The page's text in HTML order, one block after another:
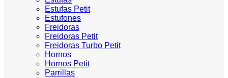
Estufas Petit
Estufones
Freidoras
Freidoras Petit
Freidoras Turbo Petit
Hornos
Hornos Petit
Parrillas